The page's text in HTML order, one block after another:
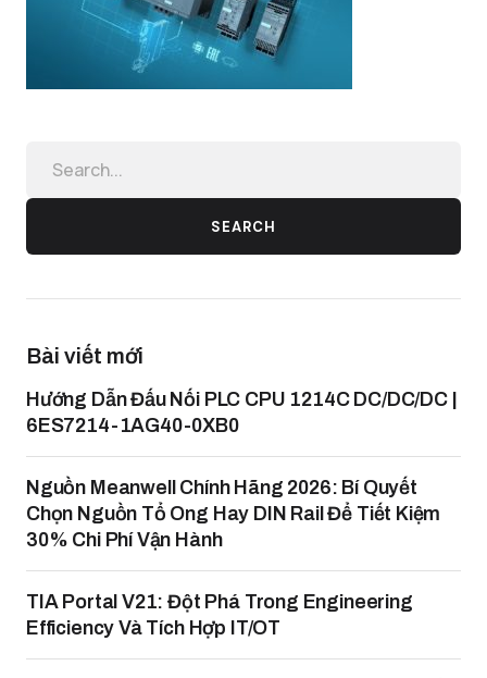
SEARCH
Bài viết mới
Hướng Dẫn Đấu Nối PLC CPU 1214C DC/DC/DC |
6ES7214-1AG40-0XB0
Nguồn Meanwell Chính Hãng 2026: Bí Quyết
Chọn Nguồn Tổ Ong Hay DIN Rail Để Tiết Kiệm
30% Chi Phí Vận Hành
TIA Portal V21: Đột Phá Trong Engineering
Efficiency Và Tích Hợp IT/OT